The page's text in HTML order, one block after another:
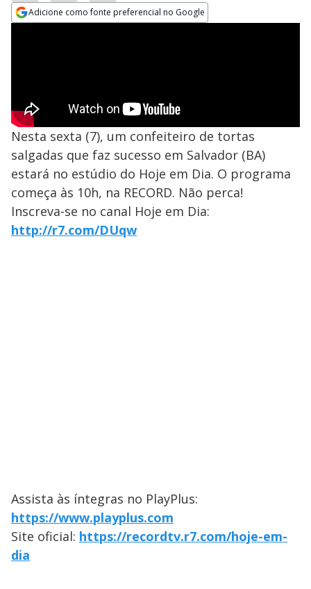
Adicione como fonte preferencial no Google
Nesta sexta (7), um confeiteiro de tortas
salgadas que faz sucesso em Salvador (BA)
estará no estúdio do Hoje em Dia. O programa
começa às 10h, na RECORD. Não perca!
Inscreva-se no canal Hoje em Dia:
http://r7.com/DUqw
Assista às íntegras no PlayPlus:
https://www.playplus.com
Site oficial: https://recordtv.r7.com/hoje-em-
dia